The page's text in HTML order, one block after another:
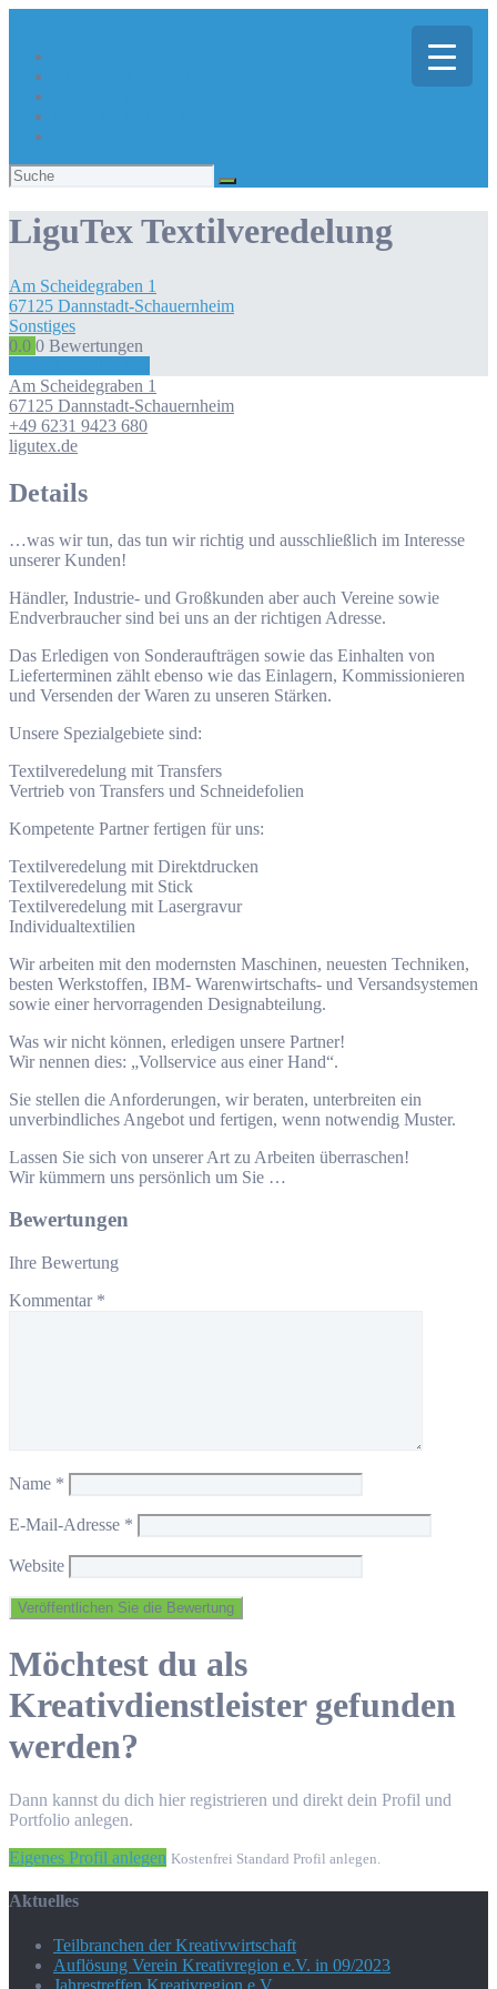
Suchen
nach:
LiguTex Textilveredelung
Am Scheidegraben 1
67125 Dannstadt-Schauernheim
Sonstiges
0.0 0 Bewertungen
Am Scheidegraben 1
67125 Dannstadt-Schauernheim
+49 6231 9423 680
ligutex.de
Details
…was wir tun, das tun wir richtig und ausschließlich im Interesse
unserer Kunden!
Händler, Industrie- und Großkunden aber auch Vereine sowie
Endverbraucher sind bei uns an der richtigen Adresse.
Das Erledigen von Sonderaufträgen sowie das Einhalten von
Lieferterminen zählt ebenso wie das Einlagern, Kommissionieren
und Versenden der Waren zu unseren Stärken.
Unsere Spezialgebiete sind:
Textilveredelung mit Transfers
Vertrieb von Transfers und Schneidefolien
Kompetente Partner fertigen für uns:
Textilveredelung mit Direktdrucken
Textilveredelung mit Stick
Textilveredelung mit Lasergravur
Individualtextilien
Wir arbeiten mit den modernsten Maschinen, neuesten Techniken,
besten Werkstoffen, IBM- Warenwirtschafts- und Versandsystemen
sowie einer hervorragenden Designabteilung.
Was wir nicht können, erledigen unsere Partner!
Wir nennen dies: „Vollservice aus einer Hand“.
Sie stellen die Anforderungen, wir beraten, unterbreiten ein
unverbindliches Angebot und fertigen, wenn notwendig Muster.
Lassen Sie sich von unserer Art zu Arbeiten überraschen!
Wir kümmern uns persönlich um Sie …
Bewertungen
Ihre Bewertung
Kommentar *
Name *
E-Mail-Adresse *
Website
Möchtest du als
Kreativdienstleister gefunden
werden?
Dann kannst du dich hier registrieren und direkt dein Profil und
Portfolio anlegen.
Eigenes Profil anlegen Kostenfrei Standard Profil anlegen.
Aktuelles
Teilbranchen der Kreativwirtschaft
Auflösung Verein Kreativregion e.V. in 09/2023
Jahrestreffen Kreativregion e.V.